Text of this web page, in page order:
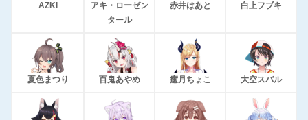
AZKi
アキ・ローゼン
タール
赤井はあと 白上フブキ
夏色まつり 百鬼あやめ 癒月ちょこ 大空スバル